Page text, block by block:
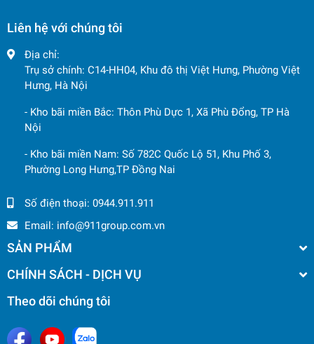
Liên hệ với chúng tôi
Địa chỉ:
Trụ sở chính: C14-HH04, Khu đô thị Việt Hưng, Phường Việt
Hưng, Hà Nội
- Kho bãi miền Bắc: Thôn Phù Dực 1, Xã Phù Đổng, TP Hà
Nội
- Kho bãi miền Nam: Số 782C Quốc Lộ 51, Khu Phố 3,
Phường Long Hưng,TP Đồng Nai
Số điện thoại: 0944.911.911
Email: info@911group.com.vn
SẢN PHẨM
CHÍNH SÁCH - DỊCH VỤ
Theo dõi chúng tôi